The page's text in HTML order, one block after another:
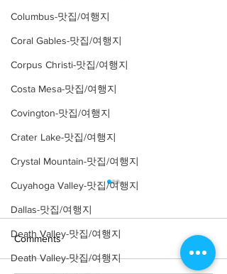
Columbus-맛집/여행지
Coral Gables-맛집/여행지
Corpus Christi-맛집/여행지
Costa Mesa-맛집/여행지
Covington-맛집/여행지
Crater Lake-맛집/여행지
Crystal Mountain-맛집/여행지
Cuyahoga Valley-맛집/여행지
Dallas-맛집/여행지
Death Valley-맛집/여행지
Death Valley-맛집/여행지
Comments